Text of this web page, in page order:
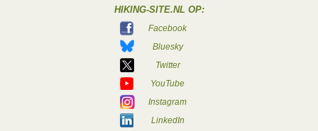
HIKING-SITE.NL OP:
Facebook
Bluesky
Twitter
YouTube
Instagram
LinkedIn